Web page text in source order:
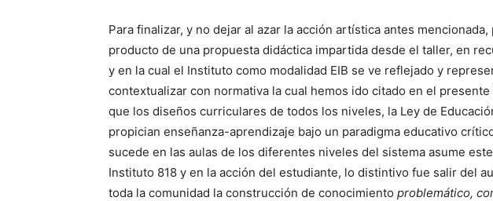
Para finalizar, y no dejar al azar la acción artística antes
producto de una propuesta didáctica impartida desde el taller, en
y en la cual el Instituto como modalidad EIB se ve reflejado y
contextualizar con normativa la cual hemos ido citado en el
que los diseños curriculares de todos los niveles, la Ley de
propician enseñanza-aprendizaje bajo un paradigma educativo
sucede en las aulas de los diferentes niveles del sistema asume
Instituto 818 y en la acción del estudiante, lo distintivo fue salir del
toda la comunidad la construcción de conocimiento problemático,